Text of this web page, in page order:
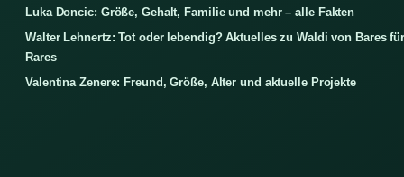
Luka Doncic: Größe, Gehalt, Familie und mehr – alle Fakten
Walter Lehnertz: Tot oder lebendig? Aktuelles zu Waldi von Bares
Rares
Valentina Zenere: Freund, Größe, Alter und aktuelle Projekte